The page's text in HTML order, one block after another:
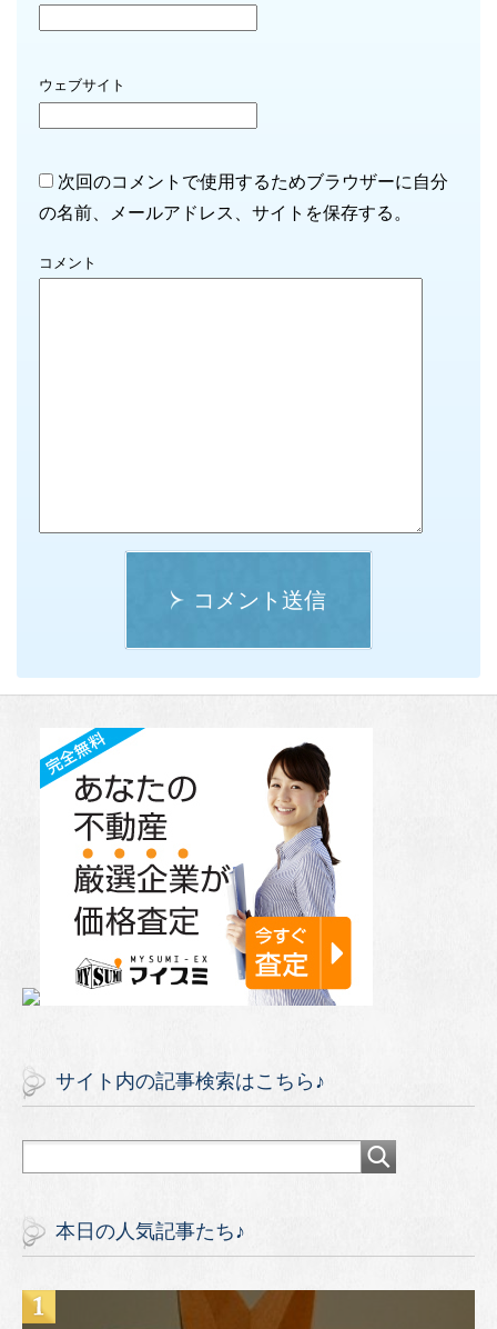
ウェブサイト
次回のコメントで使用するためブラウザーに自分
の名前、メールアドレス、サイトを保存する。
コメント
コメント送信
サイト内の記事検索はこちら♪
本日の人気記事たち♪